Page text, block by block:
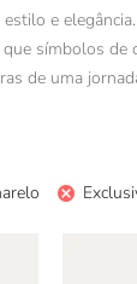
e
símbolos de
de uma